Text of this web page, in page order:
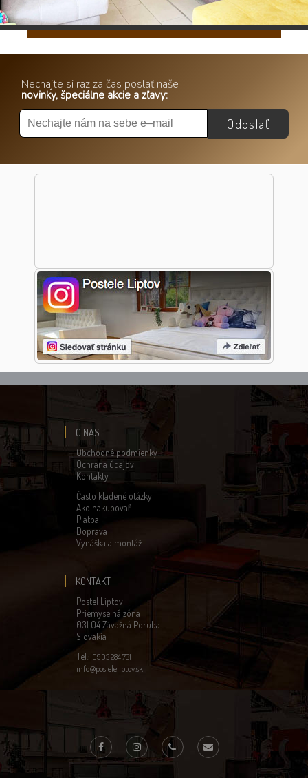
Nechajte si raz za čas poslať naše
novinky, špeciálne akcie a zľavy:
Odoslať
O NÁS
Obchodné podmienky
Ochrana údajov
Kontakty
Často kladené otázky
Ako nakupovať
Platba
Doprava
Vynáška a montáž
KONTAKT
Postel Liptov
Priemyselná zóna
031 04 Závažná Poruba
Slovakia
Tel.: 0903 284 731
info@posleleliptov.sk